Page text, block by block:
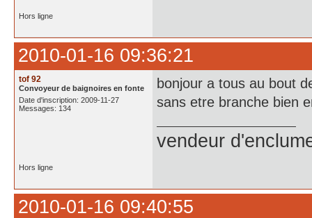
Hors ligne
2010-01-16 09:36:21
tof 92
Convoyeur de baignoires en fonte
Date d'inscription: 2009-11-27
Messages: 134
bonjour a tous au bout
sans etre branche bien
vendeur
Hors ligne
2010-01-16 09:40:55